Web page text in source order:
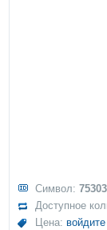
Символ:75303
Доступное
Цена: войдите